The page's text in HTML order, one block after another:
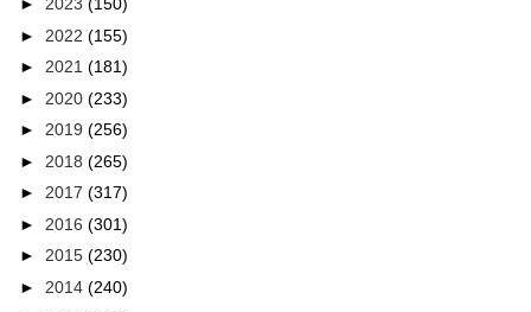
► 2023 (150)
► 2022 (155)
► 2021 (181)
► 2020 (233)
► 2019 (256)
► 2018 (265)
► 2017 (317)
► 2016 (301)
► 2015 (230)
► 2014 (240)